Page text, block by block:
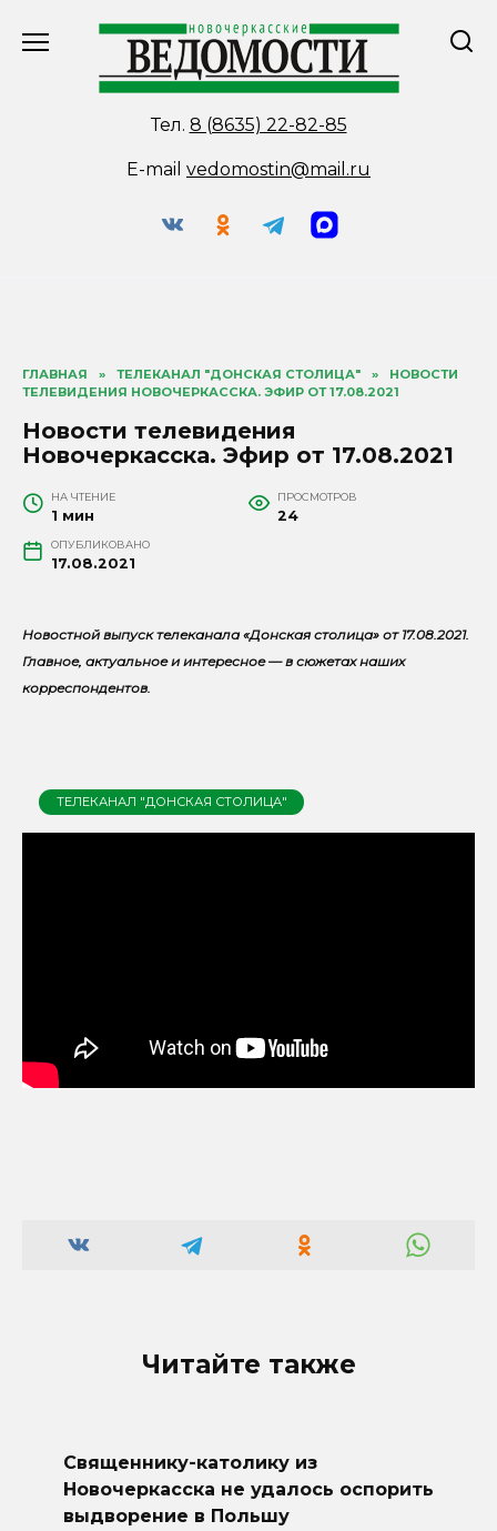
Тел. 8 (8635) 22-82-85
E-mail vedomostin@mail.ru
ГЛАВНАЯ » ТЕЛЕКАНАЛ "ДОНСКАЯ СТОЛИЦА" »
НОВОСТИ
ТЕЛЕВИДЕНИЯ НОВОЧЕРКАССКА. ЭФИР ОТ 17.08.2021
Новости телевидения
Новочеркасска. Эфир от 17.08.2021
НА ЧТЕНИЕ
1 мин
ПРОСМОТРОВ
24
ОПУБЛИКОВАНО
17.08.2021
Новостной выпуск телеканала «Донская столица» от 17.08.2021.
Главное, актуальное и интересное — в сюжетах наших
корреспондентов.
ТЕЛЕКАНАЛ "ДОНСКАЯ СТОЛИЦА"
Читайте также
Священнику-католику из
Новочеркасска не удалось оспорить
выдворение в Польшу